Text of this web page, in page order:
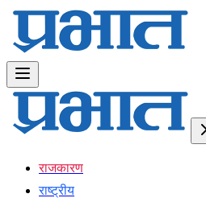
राजकारण
राष्ट्रीय